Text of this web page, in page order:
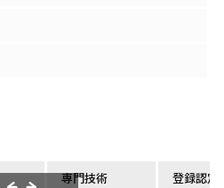
専門技術 登録認定